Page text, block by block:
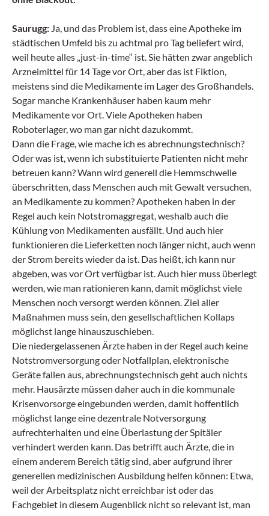
Saurugg: Ja, und das Problem ist, dass eine Apotheke im
städtischen Umfeld bis zu achtmal pro Tag beliefert wird,
weil heute alles „just-in-time“ ist. Sie hätten zwar angeblich
Arzneimittel für 14 Tage vor Ort, aber das ist Fiktion,
meistens sind die Medikamente im Lager des Großhandels.
Sogar manche Krankenhäuser haben kaum mehr
Medikamente vor Ort. Viele Apotheken haben
Roboterlager, wo man gar nicht dazukommt.
Dann die Frage, wie mache ich es abrechnungstechnisch?
Oder was ist, wenn ich substituierte Patienten nicht mehr
betreuen kann? Wann wird generell die Hemmschwelle
überschritten, dass Menschen auch mit Gewalt versuchen,
an Medikamente zu kommen? Apotheken haben in der
Regel auch kein Notstromaggregat, weshalb auch die
Kühlung von Medikamenten ausfällt. Und auch hier
funktionieren die Lieferketten noch länger nicht, auch wenn
der Strom bereits wieder da ist. Das heißt, ich kann nur
abgeben, was vor Ort verfügbar ist. Auch hier muss überlegt
werden, wie man rationieren kann, damit möglichst viele
Menschen noch versorgt werden können. Ziel aller
Maßnahmen muss sein, den gesellschaftlichen Kollaps
möglichst lange hinauszuschieben.
Die niedergelassenen Ärzte haben in der Regel auch keine
Notstromversorgung oder Notfallplan, elektronische
Geräte fallen aus, abrechnungstechnisch geht auch nichts
mehr. Hausärzte müssen daher auch in die kommunale
Krisenvorsorge eingebunden werden, damit hoffentlich
möglichst lange eine dezentrale Notversorgung
aufrechterhalten und eine Überlastung der Spitäler
verhindert werden kann. Das betrifft auch Ärzte, die in
einem anderem Bereich tätig sind, aber aufgrund ihrer
generellen medizinischen Ausbildung helfen können: Etwa,
weil der Arbeitsplatz nicht erreichbar ist oder das
Fachgebiet in diesem Augenblick nicht so relevant ist, man